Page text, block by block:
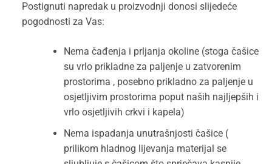
Postignuti napredak u proizvodnji donosi slijedeće
pogodnosti za Vas:
Nema čađenja i prljanja okoline (stoga čašice
su vrlo prikladne za paljenje u zatvorenim
prostorima , posebno prikladno za paljenje u
osjetljivim prostorima poput naših najljepših i
vrlo osjetljivih crkvi i kapela)
Nema ispadanja unutrašnjosti čašice (
prilikom hladnog lijevanja materijal se